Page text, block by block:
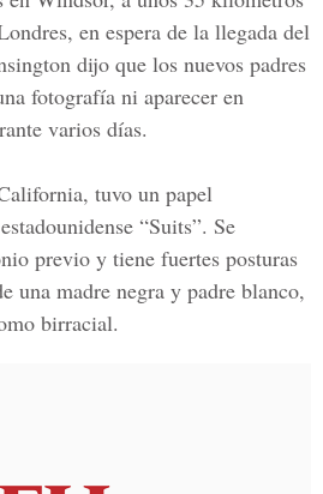
en espera de la llegada del
dijo que los nuevos padres
fotografía ni aparecer en
varios días.
tuvo un papel
“Suits”. Se
previo y tiene fuertes posturas
una madre negra y padre blanco,
birracial.